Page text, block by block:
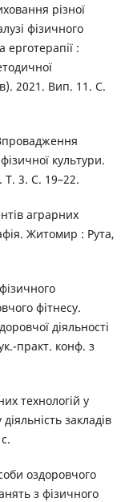
різної
фізичного
ерготерапії :
2021. Вип. 11. С.
культури.
Т. 3. С. 19–22.
аграрних
Житомир : Рута,
фітнесу.
діяльності
практ. конф. з
технологій у
закладів
оздоровчого
з фізичного